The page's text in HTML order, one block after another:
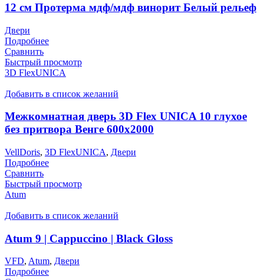
12 см Протерма мдф/мдф винорит Белый рельеф
Двери
Подробнее
Сравнить
Быстрый просмотр
3D FlexUNICA
Добавить в список желаний
Межкомнатная дверь 3D Flex UNICA 10 глухое
без притвора Венге 600х2000
VellDoris, 3D FlexUNICA, Двери
Подробнее
Сравнить
Быстрый просмотр
Atum
Добавить в список желаний
Atum 9 | Cappuccino | Black Gloss
VFD, Atum, Двери
Подробнее